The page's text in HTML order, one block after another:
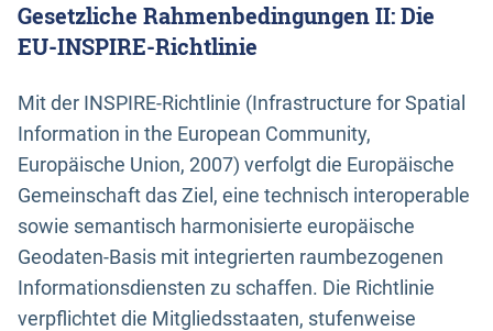
Gesetzliche Rahmenbedingungen II: Die
EU-INSPIRE-Richtlinie
Mit der INSPIRE-Richtlinie (Infrastructure for Spatial
Information in the European Community,
Europäische Union, 2007) verfolgt die Europäische
Gemeinschaft das Ziel, eine technisch interoperable
sowie semantisch harmonisierte europäische
Geodaten-Basis mit integrierten raumbezogenen
Informationsdiensten zu schaffen. Die Richtlinie
verpflichtet die Mitgliedsstaaten, stufenweise